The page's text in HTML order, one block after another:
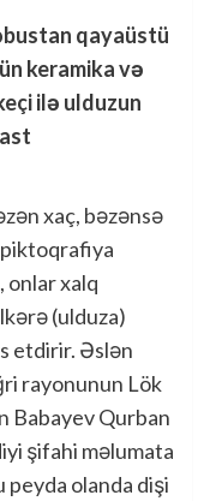
qayaüstü
keramika və
ilə ulduzun
xaç, bəzənsə
piktoqrafiya
onlar xalq
(ulduza)
etdirir. Əslən
rayonunun Lök
Babayev Qurban
şifahi məlumata
peyda olanda dişi